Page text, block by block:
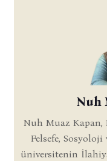
Nuh
Nuh Muaz Kapan,
Felsefe,
üniversitenin